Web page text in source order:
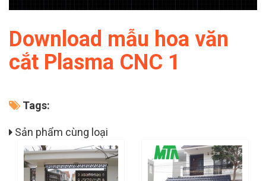
Download mẫu hoa văn
cắt Plasma CNC 1
Tags:
Sản phẩm cùng loại